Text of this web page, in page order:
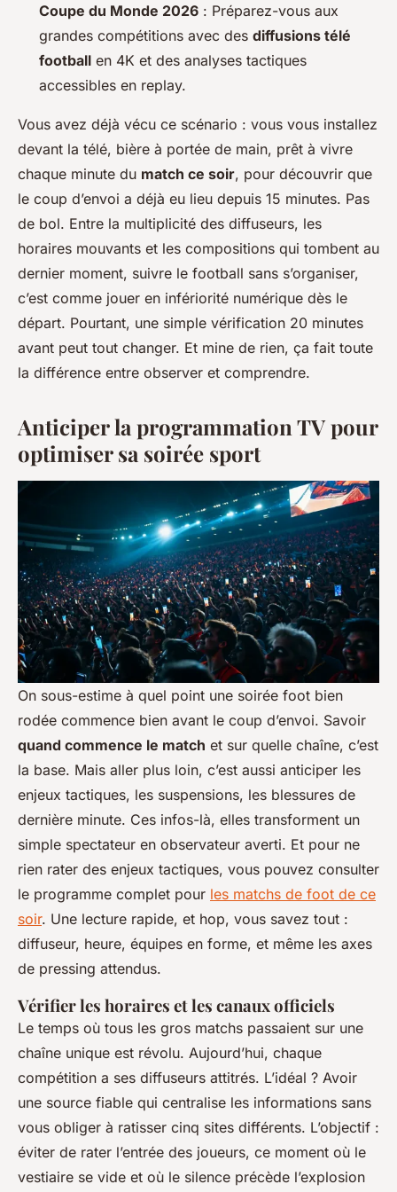
Coupe du Monde 2026 : Préparez-vous aux
grandes compétitions avec des diffusions télé
football en 4K et des analyses tactiques
accessibles en replay.
Vous avez déjà vécu ce scénario : vous vous installez
devant la télé, bière à portée de main, prêt à vivre
chaque minute du match ce soir, pour découvrir que
le coup d’envoi a déjà eu lieu depuis 15 minutes. Pas
de bol. Entre la multiplicité des diffuseurs, les
horaires mouvants et les compositions qui tombent au
dernier moment, suivre le football sans s’organiser,
c’est comme jouer en infériorité numérique dès le
départ. Pourtant, une simple vérification 20 minutes
avant peut tout changer. Et mine de rien, ça fait toute
la différence entre observer et comprendre.
Anticiper la programmation TV pour
optimiser sa soirée sport
On sous-estime à quel point une soirée foot bien
rodée commence bien avant le coup d’envoi. Savoir
quand commence le match et sur quelle chaîne, c’est
la base. Mais aller plus loin, c’est aussi anticiper les
enjeux tactiques, les suspensions, les blessures de
dernière minute. Ces infos-là, elles transforment un
simple spectateur en observateur averti. Et pour ne
rien rater des enjeux tactiques, vous pouvez consulter
le programme complet pour les matchs de foot de ce
soir. Une lecture rapide, et hop, vous savez tout :
diffuseur, heure, équipes en forme, et même les axes
de pressing attendus.
Vérifier les horaires et les canaux officiels
Le temps où tous les gros matchs passaient sur une
chaîne unique est révolu. Aujourd’hui, chaque
compétition a ses diffuseurs attitrés. L’idéal ? Avoir
une source fiable qui centralise les informations sans
vous obliger à ratisser cinq sites différents. L’objectif :
éviter de rater l’entrée des joueurs, ce moment où le
vestiaire se vide et où le silence précède l’explosion